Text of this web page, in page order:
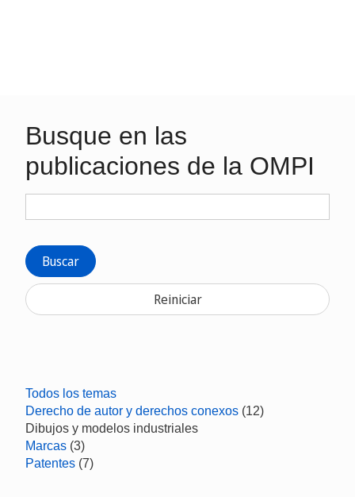
Busque en las
publicaciones de la OMPI
Buscar
Reiniciar
Todos los temas
Derecho de autor y derechos conexos (12)
Dibujos y modelos industriales
Marcas (3)
Patentes (7)